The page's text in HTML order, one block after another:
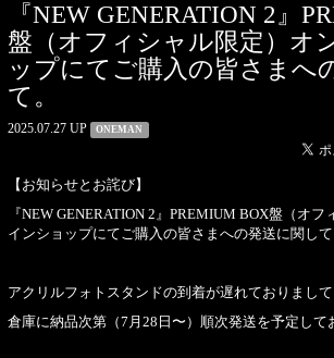
『NEW GENERATION 2』
盤（オフィシャル限定）オ
ップにてご購入の皆さまへ
て。
2025.07.27 UP ONEMAN
【お知らせとお詫び】
『NEW GENERATION 2』PREMIUM BOX盤（オ
インショップにてご購入の皆さまへの発送に関して
アクリルフォトスタンドの到着が遅れておりまして
倉庫に納品次第（7月28日〜）順次発送を予定して